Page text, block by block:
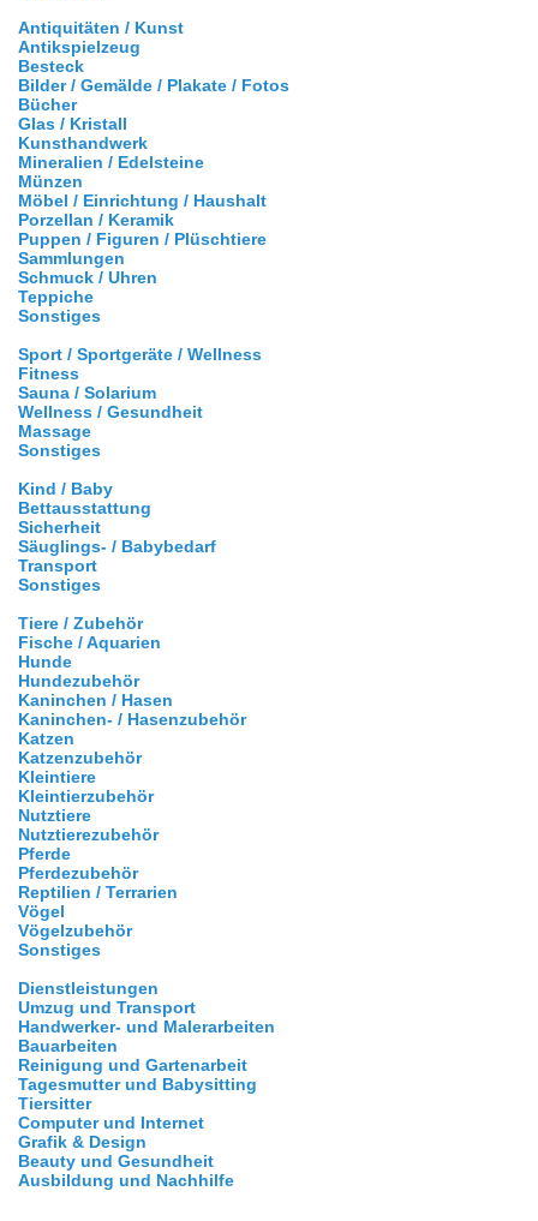
Antiquitäten / Kunst
Antikspielzeug
Besteck
Bilder / Gemälde / Plakate / Fotos
Bücher
Glas / Kristall
Kunsthandwerk
Mineralien / Edelsteine
Münzen
Möbel / Einrichtung / Haushalt
Porzellan / Keramik
Puppen / Figuren / Plüschtiere
Sammlungen
Schmuck / Uhren
Teppiche
Sonstiges
Sport / Sportgeräte / Wellness
Fitness
Sauna / Solarium
Wellness / Gesundheit
Massage
Sonstiges
Kind / Baby
Bettausstattung
Sicherheit
Säuglings- / Babybedarf
Transport
Sonstiges
Tiere / Zubehör
Fische / Aquarien
Hunde
Hundezubehör
Kaninchen / Hasen
Kaninchen- / Hasenzubehör
Katzen
Katzenzubehör
Kleintiere
Kleintierzubehör
Nutztiere
Nutztierezubehör
Pferde
Pferdezubehör
Reptilien / Terrarien
Vögel
Vögelzubehör
Sonstiges
Dienstleistungen
Umzug und Transport
Handwerker- und Malerarbeiten
Bauarbeiten
Reinigung und Gartenarbeit
Tagesmutter und Babysitting
Tiersitter
Computer und Internet
Grafik & Design
Beauty und Gesundheit
Ausbildung und Nachhilfe